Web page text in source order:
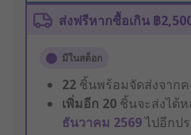
ส่งฟรีหากซื้อเกิน ฿
มีในสต็อก
22 ชิ้นพร้อมจัดส่งจาก
เพิ่มอีก 20 ชิ้นจะส่งได้
ธันวาคม 2569ไปอีกป